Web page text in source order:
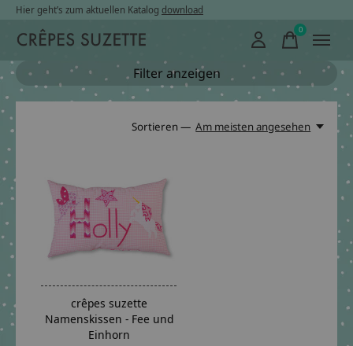
Hier geht’s zum aktuellen Katalog download
0items
Filter anzeigen
Sortieren — Am meisten angesehen
crêpes suzette
Namenskissen - Fee und
Einhorn